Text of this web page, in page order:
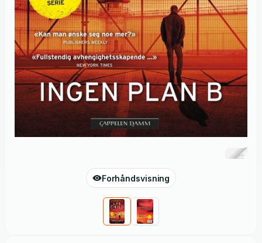
Forhåndsvisning